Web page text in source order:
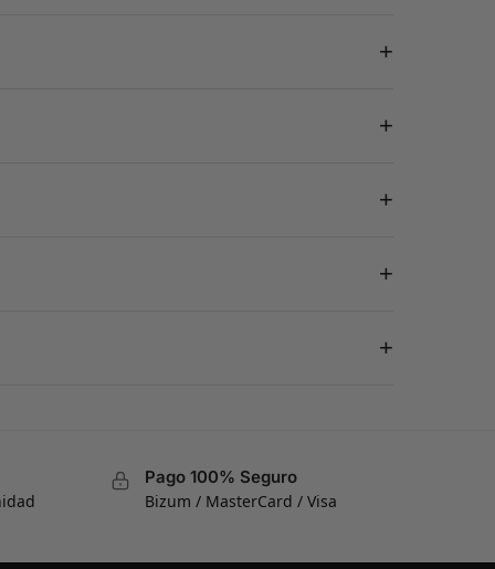
+
+
+
+
+
Pago 100% Seguro
Bizum / MasterCard / Visa